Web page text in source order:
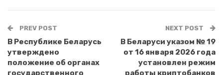
PREV POST
В Республике Беларусь
утверждено
положение об органах
государственного
NEXT POST
В Беларуси указом № 19
от 16 января 2026 года
установлен режим
работы криптобанков